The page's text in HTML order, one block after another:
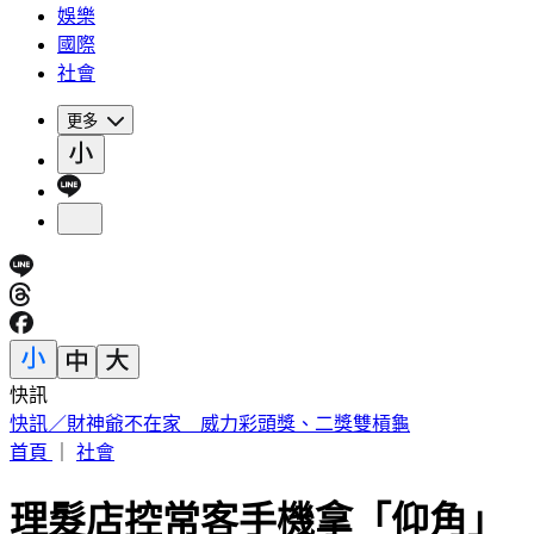
娛樂
國際
社會
更多
快訊
快訊／財神爺不在家 威力彩頭獎、二獎雙槓龜
首頁
社會
理髮店控常客手機拿「仰角